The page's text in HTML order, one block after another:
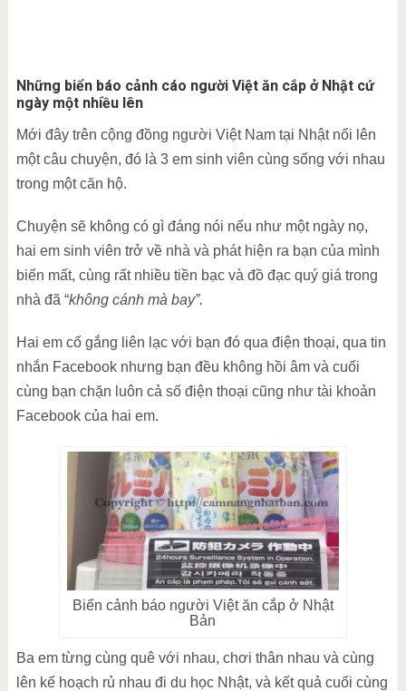
Những biển báo cảnh cáo người Việt ăn cắp ở Nhật cứ
ngày một nhiều lên
Mới đây trên cộng đồng người Việt Nam tại Nhật nổi lên
một câu chuyện, đó là 3 em sinh viên cùng sống với nhau
trong một căn hộ.
Chuyện sẽ không có gì đáng nói nếu như một ngày nọ,
hai em sinh viên trở về nhà và phát hiện ra bạn của mình
biến mất, cùng rất nhiều tiền bạc và đồ đạc quý giá trong
nhà đã “không cánh mà bay”.
Hai em cố gắng liên lạc với bạn đó qua điện thoại, qua tin
nhắn Facebook nhưng bạn đều không hồi âm và cuối
cùng bạn chặn luôn cả số điện thoại cũng như tài khoản
Facebook của hai em.
Biển cảnh báo người Việt ăn cắp ở Nhật
Bản
Ba em từng cùng quê với nhau, chơi thân nhau và cùng
lên kế hoạch rủ nhau đi du học Nhật, và kết quả cuối cùng